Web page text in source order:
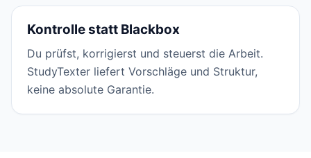
Kontrolle statt Blackbox
Du prüfst, korrigierst und steuerst die Arbeit.
StudyTexter liefert Vorschläge und Struktur,
keine absolute Garantie.